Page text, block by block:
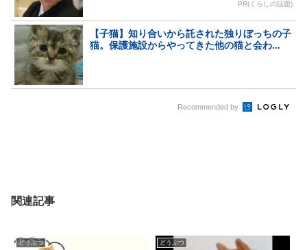
PR(くらしの話題)
【子猫】知り合いから託された独りぼっちの子
猫。保護施設からやってきた他の猫と会わ...
Recommended by
関連記事
どうぶつ どうぶつ